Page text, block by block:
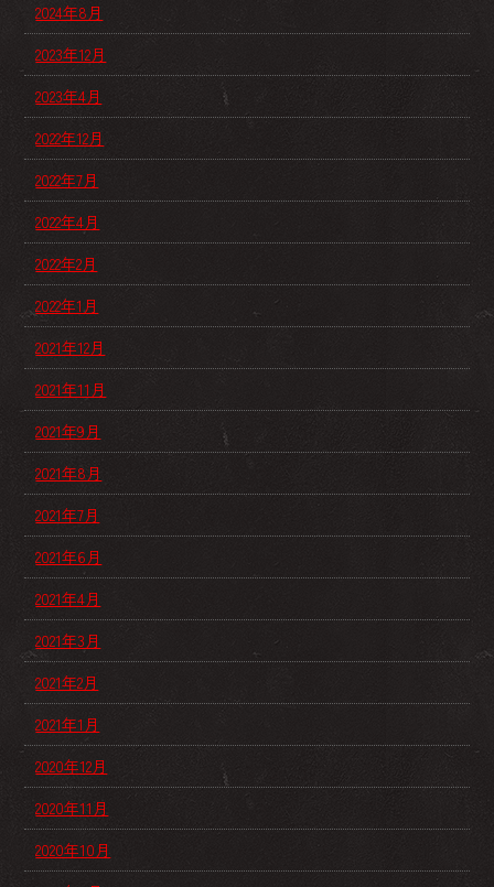
2024年8月
2023年12月
2023年4月
2022年12月
2022年7月
2022年4月
2022年2月
2022年1月
2021年12月
2021年11月
2021年9月
2021年8月
2021年7月
2021年6月
2021年4月
2021年3月
2021年2月
2021年1月
2020年12月
2020年11月
2020年10月